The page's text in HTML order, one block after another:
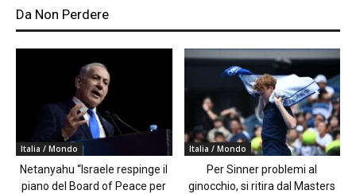
Da Non Perdere
Italia / Mondo
Netanyahu “Israele respinge il
piano del Board of Peace per
Italia / Mondo
Per Sinner problemi al
ginocchio, si ritira dal Masters